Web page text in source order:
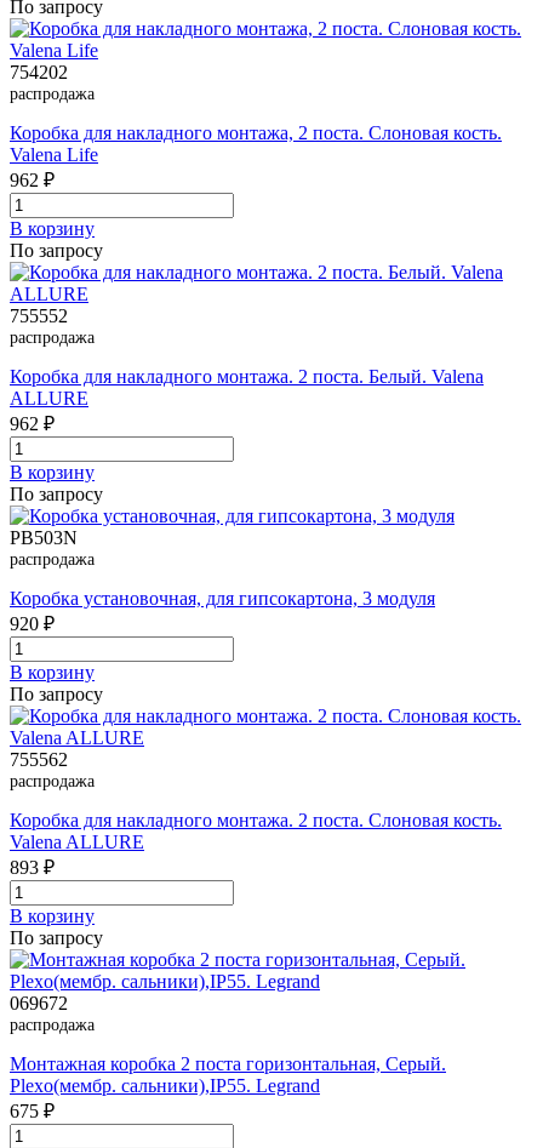
По запросу
754202
распродажа
Коробка для накладного монтажа, 2 поста. Слоновая кость.
Valena Life
962 ₽
В корзинy
По запросу
755552
распродажа
Коробка для накладного монтажа. 2 поста. Белый. Valena
ALLURE
962 ₽
В корзинy
По запросу
PB503N
распродажа
Коробка установочная, для гипсокартона, 3 модуля
920 ₽
В корзинy
По запросу
755562
распродажа
Коробка для накладного монтажа. 2 поста. Слоновая кость.
Valena ALLURE
893 ₽
В корзинy
По запросу
069672
распродажа
Монтажная коробка 2 поста горизонтальная, Серый.
Plexo(мембр. сальники),IP55. Legrand
675 ₽